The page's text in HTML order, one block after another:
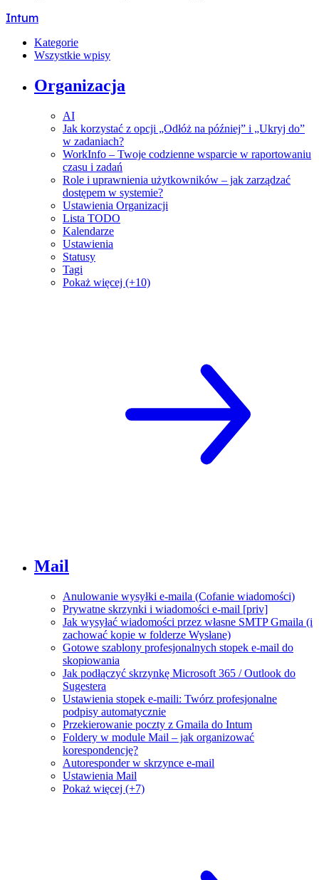
Intum
Kategorie
Wszystkie wpisy
Organizacja
AI
Jak korzystać z opcji „Odłóż na później” i „Ukryj do”
w zadaniach?
WorkInfo – Twoje codzienne wsparcie w raportowaniu
czasu i zadań
Role i uprawnienia użytkowników – jak zarządzać
dostępem w systemie?
Ustawienia Organizacji
Lista TODO
Kalendarze
Ustawienia
Statusy
Tagi
Pokaż więcej (+10)
Mail
Anulowanie wysyłki e-maila (Cofanie wiadomości)
Prywatne skrzynki i wiadomości e-mail [priv]
Jak wysyłać wiadomości przez własne SMTP Gmaila (i
zachować kopie w folderze Wysłane)
Gotowe szablony profesjonalnych stopek e-mail do
skopiowania
Jak podłączyć skrzynkę Microsoft 365 / Outlook do
Sugestera
Ustawienia stopek e-maili: Twórz profesjonalne
podpisy automatycznie
Przekierowanie poczty z Gmaila do Intum
Foldery w module Mail – jak organizować
korespondencję?
Autoresponder w skrzynce e-mail
Ustawienia Mail
Pokaż więcej (+7)